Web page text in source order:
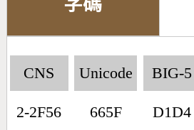
CNS
2-2F56
Unicode
665F
BIG-5
D1D4